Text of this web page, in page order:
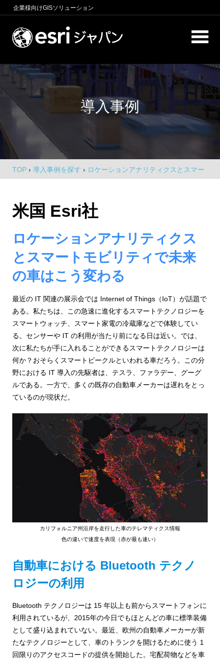
ン
へ
キ
企業様向けGISソリューション
ー
シ
ン
ン
テ
ェ
ン
位
置
情
報
活
用
め
の
GIS・
地
図
テ
|
ESRI
ジ
商
圏
析、
マ
ー
ケ
テ
グ、
境
分
析、
SCM、
リ
ク
対
オ・
IoT
等
の
地
図
用
を
導入事例
TOP › 導入事例を探す › ロケーションアナリティクスとスマー
トモビリティで未来の車はこう変わる
米国 Esri社
ロケーションアナリティクス
とスマートモビリティで未来
の車はこう変わる
最近の IT 関連の展示会では Internet of Things（IoT）が話題で
ある。私たちは、この急速に進化するスマートテクノロジーを
スマートウォッチ、スマート家電の冷蔵庫などで体験してい
る。センサーや IT の利用が当たり前になる日は近い。では、
次に私たちが手に入れることができるスマートテクノロジーは
何か？おそらくスマートビークルといわれる車だろう。この分
野における IT 導入の先駆者は、テスラ、ファラデー、グーグ
ルである。一方で、多くの既存の自動車メーカーは遅れをとっ
ているのが現状だ。
カリフォルニア州沿岸を走行した車のテレマティクス情報
色の違いで速度を表現（赤が最も速い）
自動車における Bluetooth テクノ
ロジーの利用
Bluetooth テクノロジーは 15 年以上も前からスマートフォンに
利用されているが、2015年の今日でもほとんどの車に標準装備
として盛り込まれていない。最近、欧州の自動車メーカーが新
たなテクノロジーとして、車のトランクを開けるために使う 1
回限りのアクセスコードの提供を開始した。宅配荷物などを車